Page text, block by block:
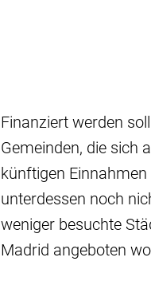
Finanziert werden
Gemeinden, die sich
künftigen
unterdessen noch
weniger besuchte
Madrid angeboten